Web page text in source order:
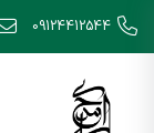
09124412544